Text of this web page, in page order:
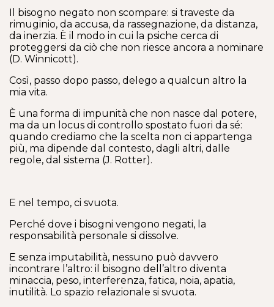
Il bisogno negato non scompare: si traveste da
rimuginio, da accusa, da rassegnazione, da distanza,
da inerzia. È il modo in cui la psiche cerca di
proteggersi da ciò che non riesce ancora a nominare
(D. Winnicott).
Così, passo dopo passo, delego a qualcun altro la
mia vita.
È una forma di impunità che non nasce dal potere,
ma da un locus di controllo spostato fuori da sé:
quando crediamo che la scelta non ci appartenga
più, ma dipende dal contesto, dagli altri, dalle
regole, dal sistema (J. Rotter).
E nel tempo, ci svuota.
Perché dove i bisogni vengono negati, la
responsabilità personale si dissolve.
E senza imputabilità, nessuno può davvero
incontrare l’altro: il bisogno dell’altro diventa
minaccia, peso, interferenza, fatica, noia, apatia,
inutilità. Lo spazio relazionale si svuota.